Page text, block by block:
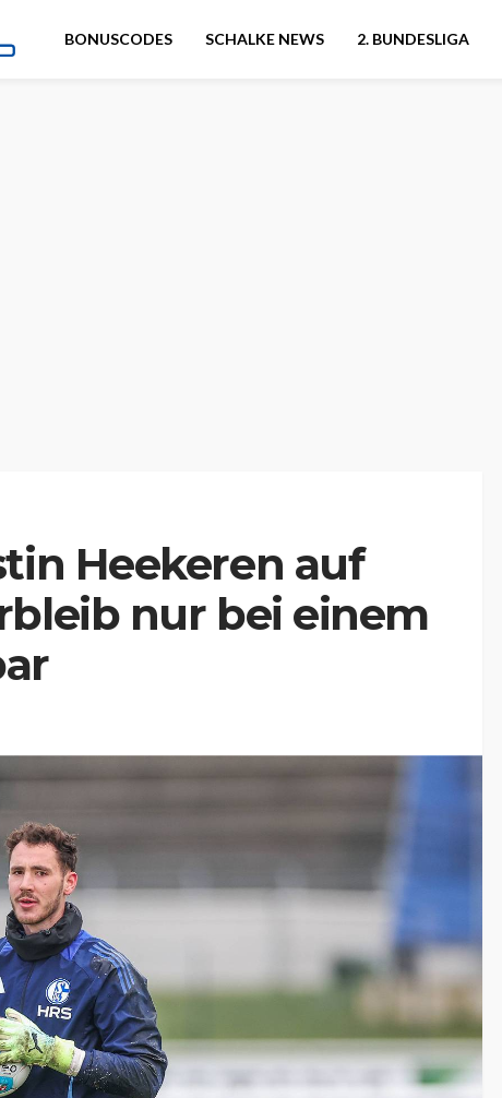
BONUSCODES SCHALKE NEWS 2. BUNDESLIGA
Heekeren auf
nur bei einem